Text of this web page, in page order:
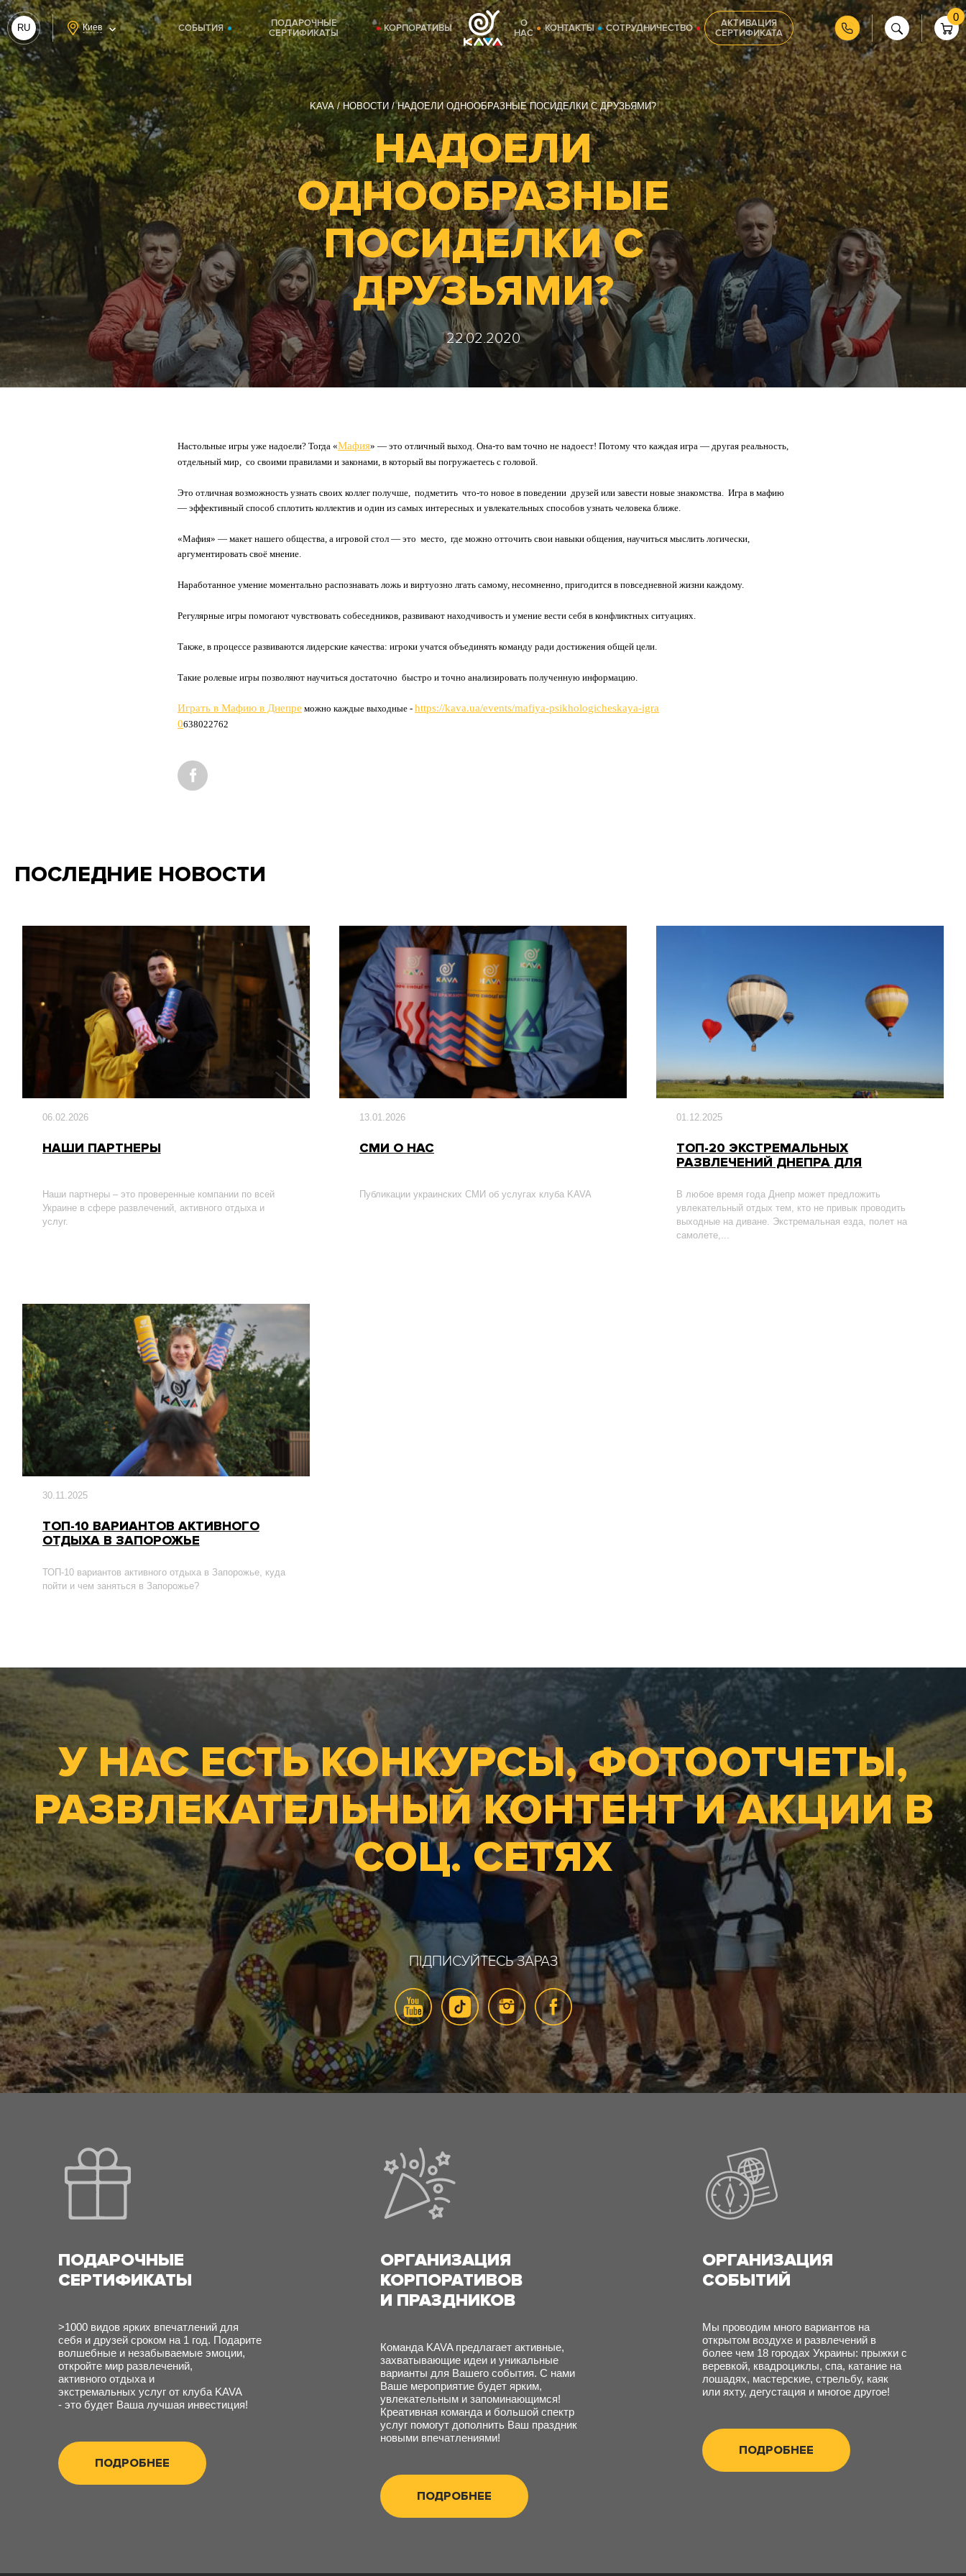
RU
UA
Киев СОБЫТИЯ
ПОДАРОЧНЫЕ
СЕРТИФИКАТЫ
КОРПОРАТИВЫ
О
НАС
КОНТАКТЫ СОТРУДНИЧЕСТВО
АКТИВАЦИЯ
СЕРТИФИКАТА
0
KAVA НОВОСТИ НАДОЕЛИ ОДНООБРАЗНЫЕ ПОСИДЕЛКИ С ДРУЗЬЯМИ?
НАДОЕЛИ
ОДНООБРАЗНЫЕ
ПОСИДЕЛКИ С
ДРУЗЬЯМИ?
22.02.2020
Настольные игры уже надоели? Тогда «Мафия» — это отличный выход. Она-то вам точно не надоест! Потому что каждая игра — другая реальность,
отдельный мир,
со своими правилами и законами, в который вы погружаетесь с головой.
Это отличная возможность узнать своих коллег получше, подметить что-то новое в поведении друзей или завести новые знакомства.
Игра в мафию
— эффективный способ сплотить коллектив и один из самых интересных и увлекательных способов узнать человека ближе.
«Мафия» — макет нашего общества, а игровой стол — это место,
где можно отточить свои навыки общения, научиться мыслить логически,
аргументировать своё мнение.
Наработанное умение моментально распознавать ложь и виртуозно лгать самому, несомненно, пригодится в повседневной жизни каждому.
Регулярные игры помогают чувствовать собеседников, развивают находчивость и умение вести себя в конфликтных ситуациях.
Также, в процессе развиваются лидерские качества: игроки учатся объединять команду ради достижения общей цели.
Такие ролевые игры позволяют научиться достаточно быстро и точно анализировать полученную информацию.
Играть в Мафию в Днепре можно каждые выходные - https://kava.ua/events/mafiya-psikhologicheskaya-igra
0638022762
ПОСЛЕДНИЕ НОВОСТИ
06.02.2026
НАШИ ПАРТНЕРЫ
Наши партнеры – это проверенные компании по всей
Украине в сфере развлечений, активного отдыха и
услуг.
13.01.2026
СМИ О НАС
Публикации украинских СМИ об услугах клуба KAVA
01.12.2025
ТОП-20 ЭКСТРЕМАЛЬНЫХ
РАЗВЛЕЧЕНИЙ ДНЕПРА ДЛЯ
В любое время года Днепр может предложить
увлекательный отдых тем, кто не привык проводить
выходные на диване. Экстремальная езда, полет на
самолете,...
30.11.2025
ТОП-10 ВАРИАНТОВ АКТИВНОГО
ОТДЫХА В ЗАПОРОЖЬЕ
ТОП-10 вариантов активного отдыха в Запорожье, куда
пойти и чем заняться в Запорожье?
У НАС ЕСТЬ КОНКУРСЫ, ФОТООТЧЕТЫ,
РАЗВЛЕКАТЕЛЬНЫЙ КОНТЕНТ И АКЦИИ В
СОЦ. СЕТЯХ
ПІДПИСУЙТЕСЬ ЗАРАЗ
ПОДАРОЧНЫЕ
СЕРТИФИКАТЫ
>1000 видов ярких впечатлений для
себя и друзей сроком на 1 год. Подарите
волшебные и незабываемые эмоции,
откройте мир развлечений,
активного отдыха и
экстремальных услуг от клуба KAVA
- это будет Ваша лучшая инвестиция!
ПОДРОБНЕЕ
ОРГАНИЗАЦИЯ
КОРПОРАТИВОВ
И ПРАЗДНИКОВ
Команда KAVA предлагает активные,
захватывающие идеи и уникальные
варианты для Вашего события. С нами
Ваше мероприятие будет ярким,
увлекательным и запоминающимся!
Креативная команда и большой спектр
услуг помогут дополнить Ваш праздник
новыми впечатлениями!
ПОДРОБНЕЕ
ОРГАНИЗАЦИЯ
СОБЫТИЙ
Мы проводим много вариантов на
открытом воздухе и развлечений в
более чем 18 городах Украины: прыжки с
веревкой, квадроциклы, спа, катание на
лошадях, мастерские, стрельбу, каяк
или яхту, дегустация и многое другое!
ПОДРОБНЕЕ